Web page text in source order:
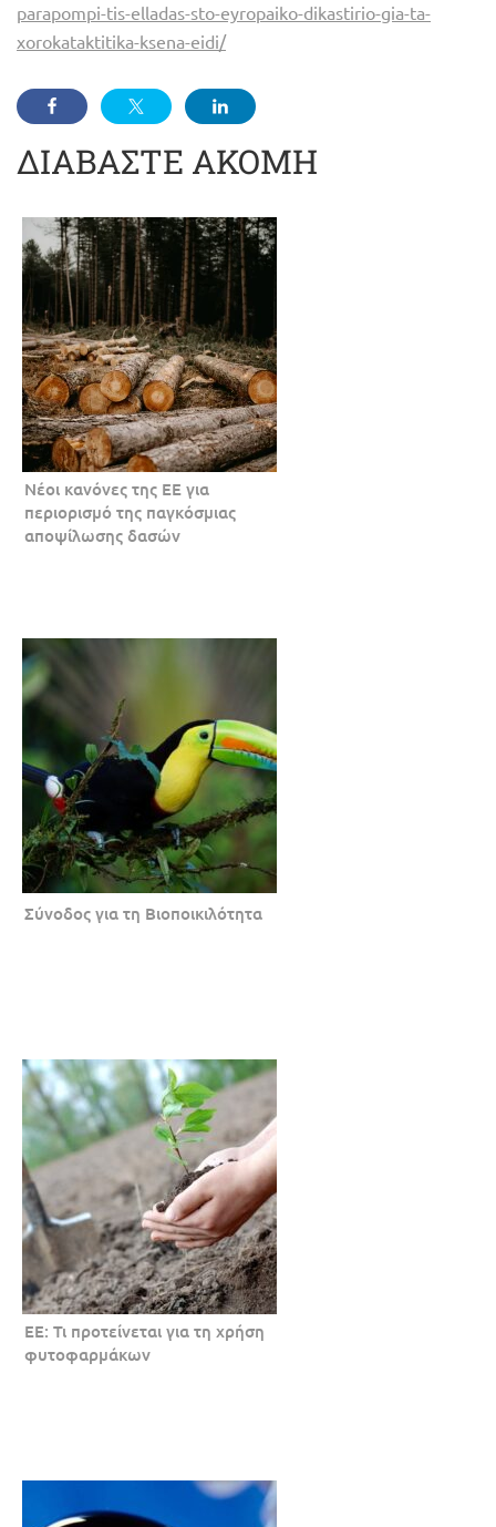
parapompi-tis-elladas-sto-eyropaiko-dikastirio-gia-ta-
xorokataktitika-ksena-eidi/
ΔΙΑΒΑΣΤΕ ΑΚΟΜΗ
Νέοι κανόνες της ΕΕ για
περιορισμό της παγκόσμιας
αποψίλωσης δασών
Σύνοδος για τη Βιοποικιλότητα
ΕΕ: Τι προτείνεται για τη χρήση
φυτοφαρμάκων